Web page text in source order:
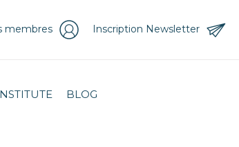
Inscription Newsletter
membres
BLOG